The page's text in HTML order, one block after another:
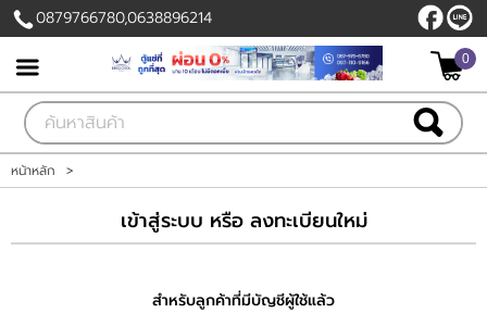
เข้าสู่ระบบ สมัครสมาชิก
0879766780,0638896214
0
หน้าหลัก >
เข้าสู่ระบบ หรือ ลงทะเบียนใหม่
สำหรับลูกค้าที่มีบัญชีผู้ใช้แล้ว